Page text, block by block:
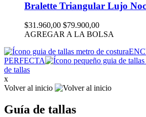
Bralette Triangular Lujo
$31.960,00 $79.900,00
AGREGAR A LA BOLSA
PERFECTA
de tallas
x
Volver al inicio
Guía de tallas